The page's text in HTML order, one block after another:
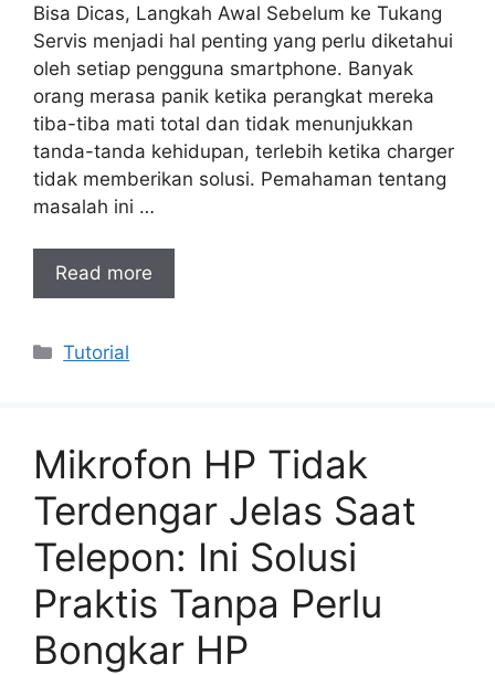
Bisa Dicas, Langkah Awal Sebelum ke Tukang
Servis menjadi hal penting yang perlu diketahui
oleh setiap pengguna smartphone. Banyak
orang merasa panik ketika perangkat mereka
tiba-tiba mati total dan tidak menunjukkan
tanda-tanda kehidupan, terlebih ketika charger
tidak memberikan solusi. Pemahaman tentang
masalah ini …
Read more
Categories
Tutorial
Mikrofon HP Tidak
Terdengar Jelas Saat
Telepon: Ini Solusi
Praktis Tanpa Perlu
Bongkar HP